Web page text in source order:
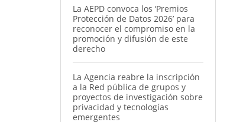
La AEPD convoca los ‘Premios
Protección de Datos 2026’ para
reconocer el compromiso en la
promoción y difusión de este
derecho
La Agencia reabre la inscripción
a la Red pública de grupos y
proyectos de investigación sobre
privacidad y tecnologías
emergentes